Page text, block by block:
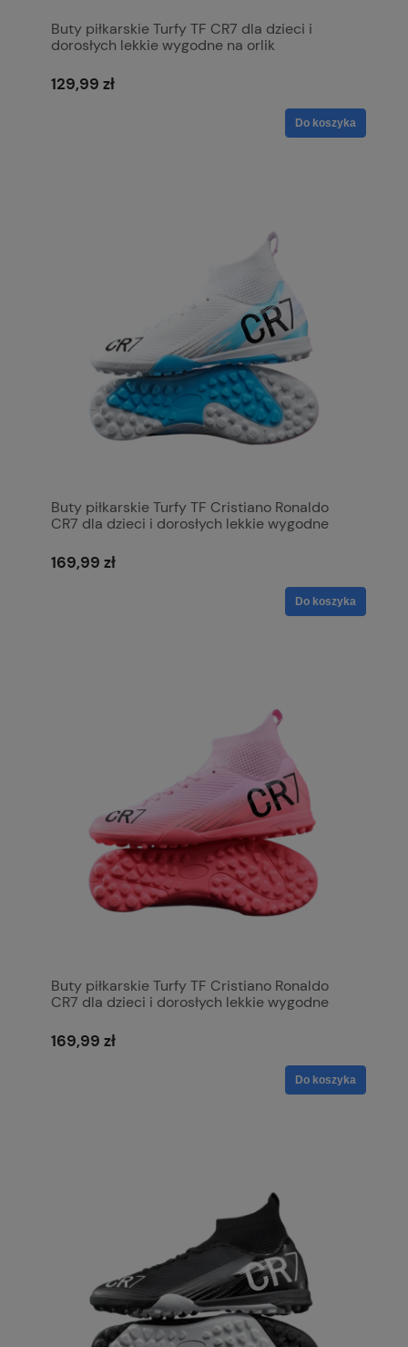
Buty piłkarskie Turfy TF CR7 dla dzieci i
dorosłych lekkie wygodne na orlik
129,99 zł
Do koszyka
Buty piłkarskie Turfy TF Cristiano Ronaldo
CR7 dla dzieci i dorosłych lekkie wygodne
169,99 zł
Do koszyka
Buty piłkarskie Turfy TF Cristiano Ronaldo
CR7 dla dzieci i dorosłych lekkie wygodne
169,99 zł
Do koszyka